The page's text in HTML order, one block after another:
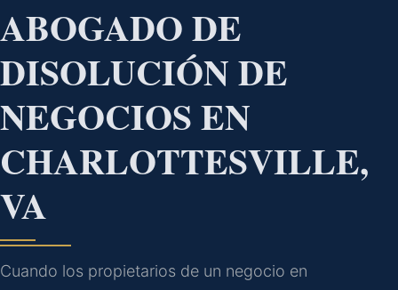
ABOGADO DE
DISOLUCIÓN DE
NEGOCIOS EN
CHARLOTTESVILLE,
VA
Cuando los propietarios de un negocio en